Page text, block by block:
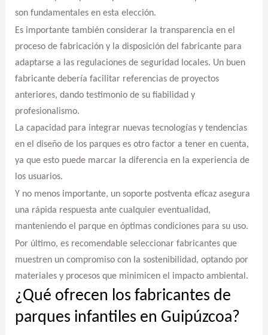
son fundamentales en esta elección.
Es importante también considerar la transparencia en el
proceso de fabricación y la disposición del fabricante para
adaptarse a las regulaciones de seguridad locales. Un buen
fabricante debería facilitar referencias de proyectos
anteriores, dando testimonio de su fiabilidad y
profesionalismo.
La capacidad para integrar nuevas tecnologías y tendencias
en el diseño de los parques es otro factor a tener en cuenta,
ya que esto puede marcar la diferencia en la experiencia de
los usuarios.
Y no menos importante, un soporte postventa eficaz asegura
una rápida respuesta ante cualquier eventualidad,
manteniendo el parque en óptimas condiciones para su uso.
Por último, es recomendable seleccionar fabricantes que
muestren un compromiso con la sostenibilidad, optando por
materiales y procesos que minimicen el impacto ambiental.
¿Qué ofrecen los fabricantes de
parques infantiles en Guipúzcoa?